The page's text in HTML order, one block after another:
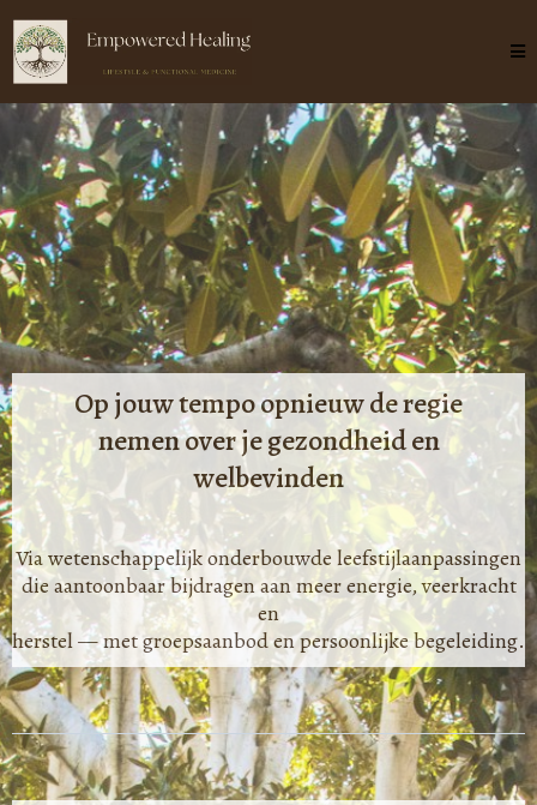
Op jouw tempo opnieuw de regie
nemen over je gezondheid en
welbevinden
Via wetenschappelijk onderbouwde leefstijlaanpassingen
die aantoonbaar bijdragen aan meer energie, veerkracht
en
herstel — met groepsaanbod en persoonlijke begeleiding.